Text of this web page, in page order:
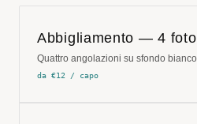
Abbigliamento — 4 foto
Quattro angolazioni su sfondo bianco
da €12 / capo